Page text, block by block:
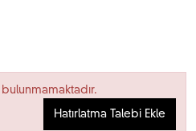
Hatırlatma Talebi Ekle